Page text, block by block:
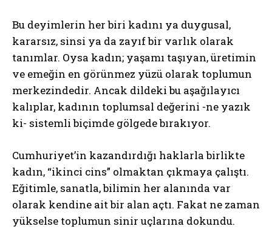
Bu deyimlerin her biri kadını ya duygusal,
kararsız, sinsi ya da zayıf bir varlık olarak
tanımlar. Oysa kadın; yaşamı taşıyan, üretimin
ve emeğin en görünmez yüzü olarak toplumun
merkezindedir. Ancak dildeki bu aşağılayıcı
kalıplar, kadının toplumsal değerini -ne yazık
ki- sistemli biçimde gölgede bırakıyor.
Cumhuriyet’in kazandırdığı haklarla birlikte
kadın, “ikinci cins” olmaktan çıkmaya çalıştı.
Eğitimle, sanatla, bilimin her alanında var
olarak kendine ait bir alan açtı. Fakat ne zaman
yükselse toplumun sinir uçlarına dokundu.